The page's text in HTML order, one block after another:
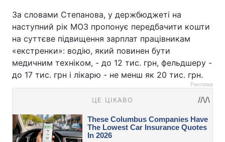
За словами Степанова, у держбюджеті на
наступний рік МОЗ пропонує передбачити кошти
на суттєве підвищення зарплат працівникам
«екстренки»: водію, який повинен бути
медичним техніком, - до 12 тис. грн, фельдшеру -
до 17 тис. грн і лікарю - не менш як 20 тис. грн.
Реклама